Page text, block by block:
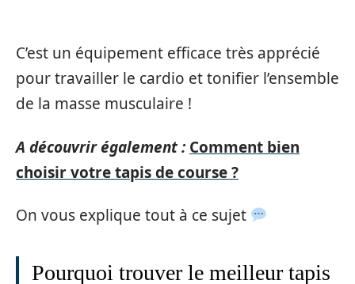
C’est un équipement efficace très apprécié
pour travailler le cardio et tonifier l’ensemble
de la masse musculaire !
A découvrir également : Comment bien
choisir votre tapis de course ?
On vous explique tout à ce sujet
Pourquoi trouver le meilleur tapis